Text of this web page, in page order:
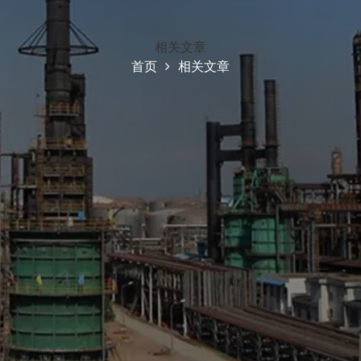
相关文章
首页
相关文章